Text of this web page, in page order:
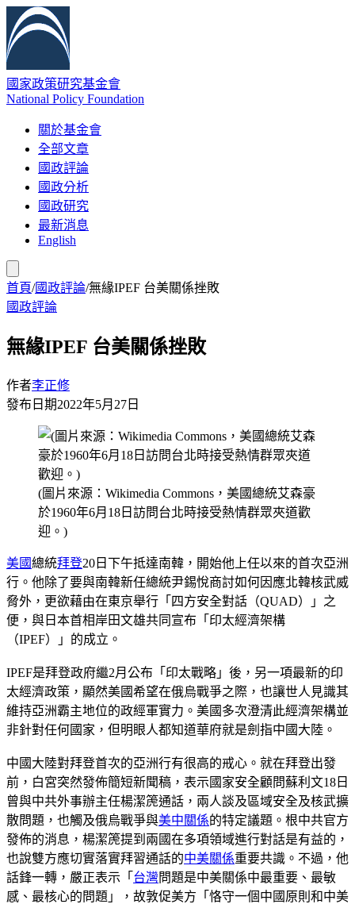
國家政策研究基金會
National Policy Foundation
關於基金會
全部文章
國政評論
國政分析
國政研究
最新消息
English
首頁/國政評論/無緣IPEF 台美關係挫敗
國政評論
無緣IPEF 台美關係挫敗
作者李正修
發布日期2022年5月27日
(圖片來源：Wikimedia Commons，美國總統艾森豪
於1960年6月18日訪問台北時接受熱情群眾夾道歡
迎。)
美國總統拜登20日下午抵達南韓，開始他上任以來的首次亞洲
行。他除了要與南韓新任總統尹錫悅商討如何因應北韓核武威
脅外，更欲藉由在東京舉行「四方安全對話（QUAD）」之
便，與日本首相岸田文雄共同宣布「印太經濟架構
（IPEF）」的成立。
IPEF是拜登政府繼2月公布「印太戰略」後，另一項最新的印
太經濟政策，顯然美國希望在俄烏戰爭之際，也讓世人見識其
維持亞洲霸主地位的政經軍實力。美國多次澄清此經濟架構並
非針對任何國家，但明眼人都知道華府就是劍指中國大陸。
中國大陸對拜登首次的亞洲行有很高的戒心。就在拜登出發
前，白宮突然發佈簡短新聞稿，表示國家安全顧問蘇利文18日
曾與中共外事辦主任楊潔箎通話，兩人談及區域安全及核武擴
散問題，也觸及俄烏戰爭與美中關係的特定議題。根中共官方
發佈的消息，楊潔箎提到兩國在多項領域進行對話是有益的，
也說雙方應切實落實拜習通話的中美關係重要共識。不過，他
話鋒一轉，嚴正表示「 台灣問題是中美關係中最重要、最敏
感、最核心的問題」，故敦促美方「恪守一個中國原則和中美